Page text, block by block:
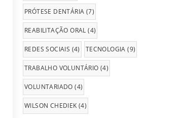
PRÓTESE DENTÁRIA (7)
REABILITAÇÃO ORAL (4)
REDES SOCIAIS (4) TECNOLOGIA (9)
TRABALHO VOLUNTÁRIO (4)
VOLUNTARIADO (4)
WILSON CHEDIEK (4)